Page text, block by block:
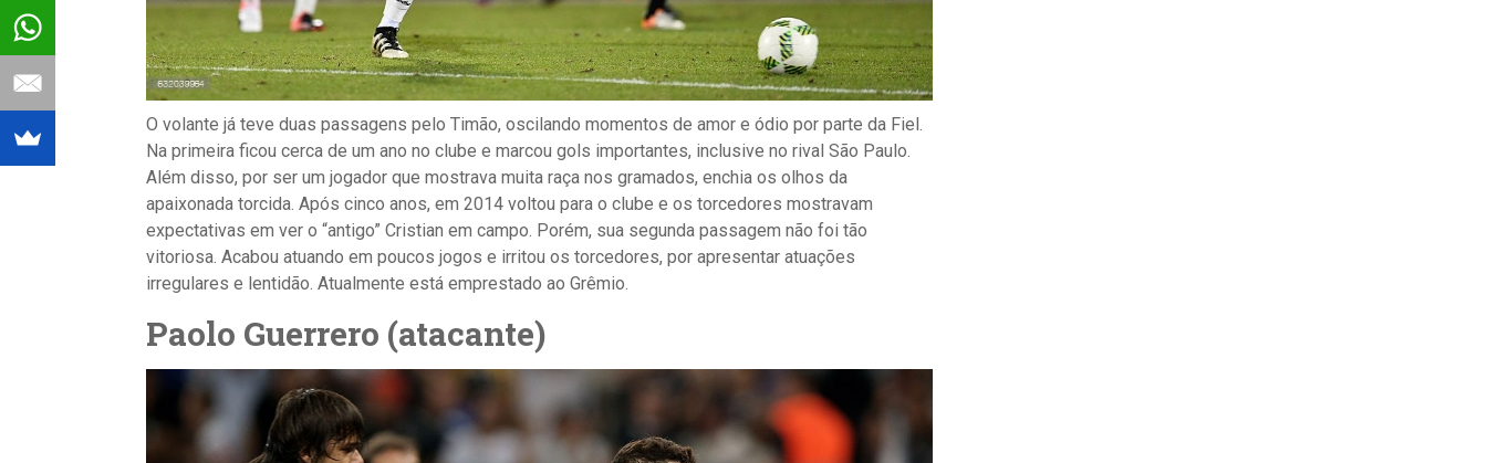
O volante já teve duas passagens pelo Timão, oscilando momentos de amor e ódio por parte da Fiel.
Na primeira ficou cerca de um ano no clube e marcou gols importantes, inclusive no rival São Paulo.
Além disso, por ser um jogador que mostrava muita raça nos gramados, enchia os olhos da
apaixonada torcida. Após cinco anos, em 2014 voltou para o clube e os torcedores mostravam
expectativas em ver o “antigo” Cristian em campo. Porém, sua segunda passagem não foi tão
vitoriosa. Acabou atuando em poucos jogos e irritou os torcedores, por apresentar atuações
irregulares e lentidão. Atualmente está emprestado ao Grêmio.
Paolo Guerrero (atacante)